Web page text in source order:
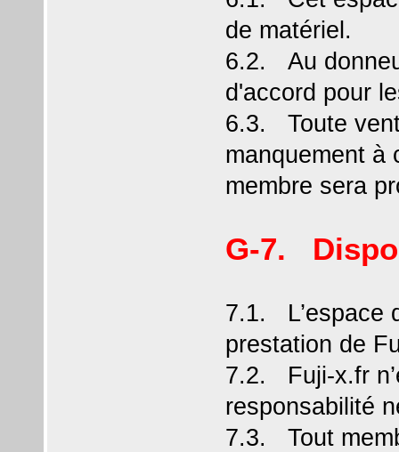
de matériel.
6.2. Au
d'accord pour
6.3. Toute
manquement à
membre sera
G-7.
7.1. L’espace
prestation de
7.2. Fuji-x.fr
responsabilité
7.3. Tout